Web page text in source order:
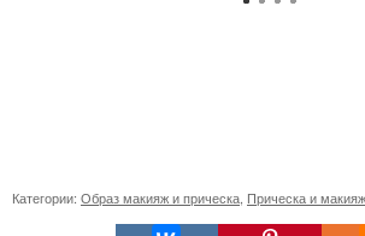
Категории: Образ макияж и прическа Прическа и